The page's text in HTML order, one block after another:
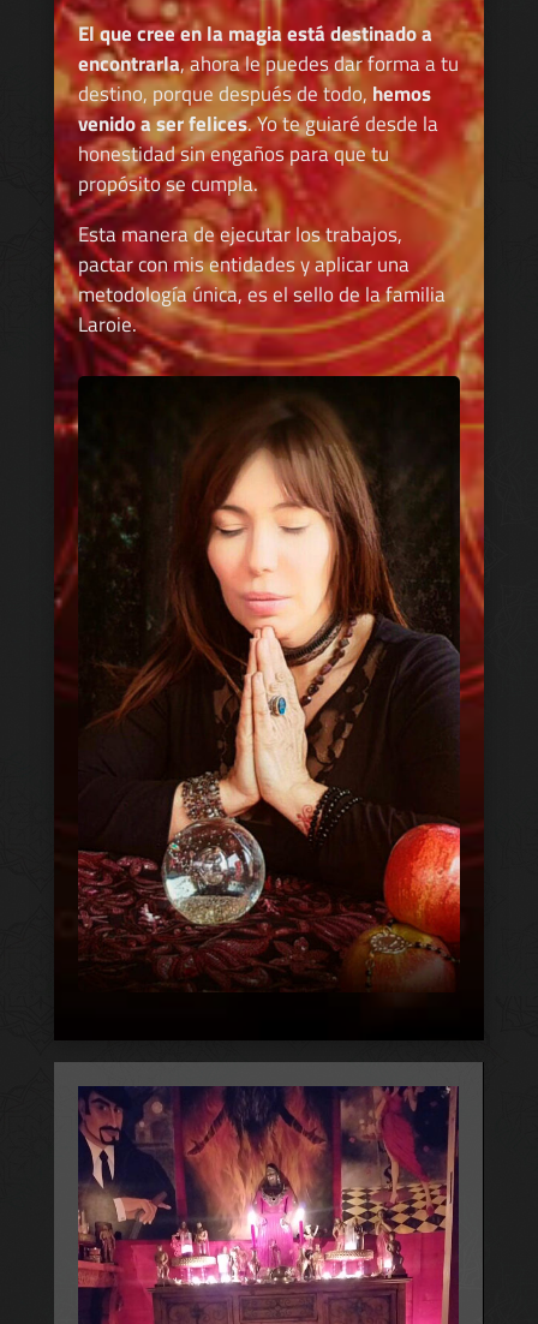
El que cree en la magia está destinado a
encontrarla, ahora le puedes dar forma a tu
destino, porque después de todo, hemos
venido a ser felices. Yo te guiaré desde la
honestidad sin engaños para que tu
propósito se cumpla.
Esta manera de ejecutar los trabajos,
pactar con mis entidades y aplicar una
metodología única, es el sello de la familia
Laroie.